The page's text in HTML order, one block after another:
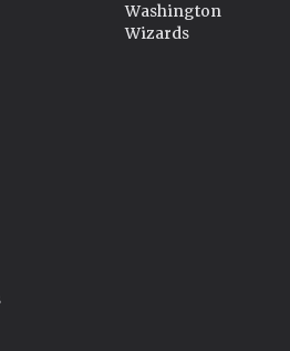
Washington
Wizards